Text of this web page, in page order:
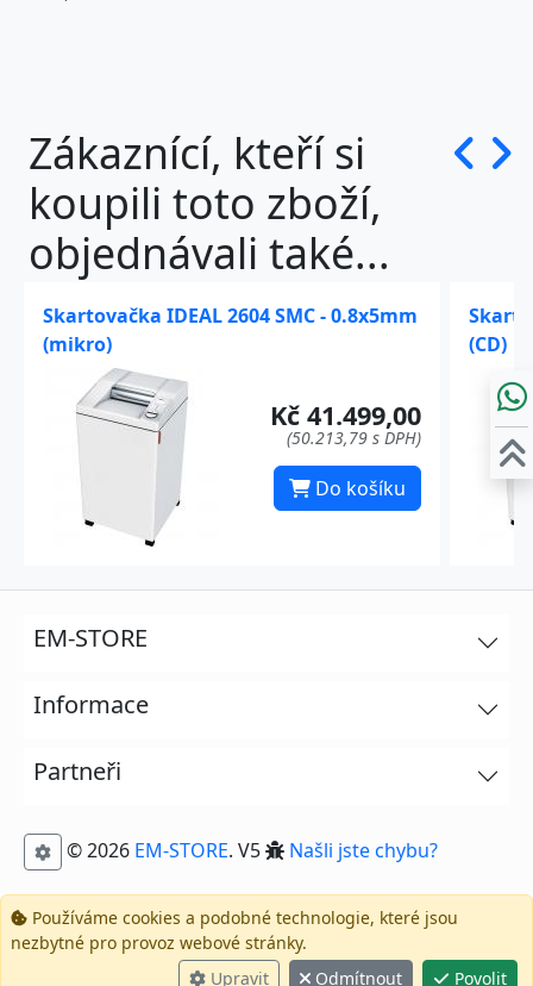
Zákaznící, kteří si
koupili toto zboží,
objednávali také...
Skartovačka IDEAL 2604 SMC - 0.8x5mm
(mikro)
Kč 41.499,00
(50.213,79 s DPH)
Do košíku
(CD)
EM-STORE
Informace
Partneři
© 2026 EM-STORE. V5 Našli jste chybu?
Používáme cookies a podobné technologie, které jsou
nezbytné pro provoz webové stránky.
Upravit
Odmítnout Povolit